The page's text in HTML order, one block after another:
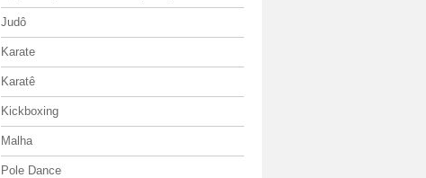
Judô
Karate
Karatê
Kickboxing
Malha
Pole Dance